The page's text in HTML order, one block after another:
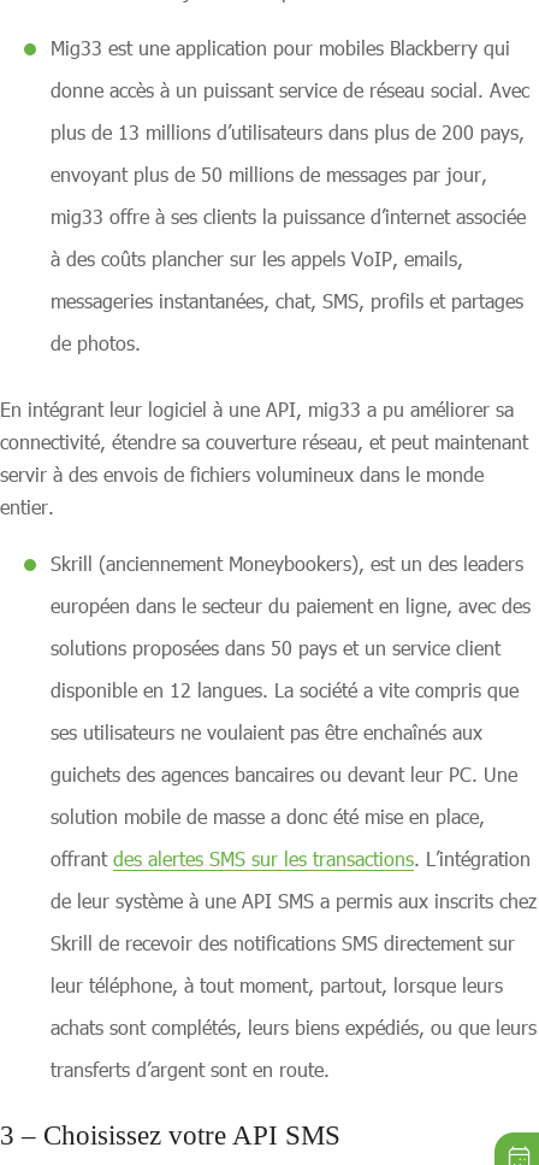
Mig33 est une application pour mobiles Blackberry qui
donne accès à un puissant service de réseau social. Avec
plus de 13 millions d’utilisateurs dans plus de 200 pays,
envoyant plus de 50 millions de messages par jour,
mig33 offre à ses clients la puissance d’internet associée
à des coûts plancher sur les appels VoIP, emails,
messageries instantanées, chat, SMS, profils et partages
de photos.
En intégrant leur logiciel à une API, mig33 a pu améliorer sa
connectivité, étendre sa couverture réseau, et peut maintenant
servir à des envois de fichiers volumineux dans le monde
entier.
Skrill (anciennement Moneybookers), est un des leaders
européen dans le secteur du paiement en ligne, avec des
solutions proposées dans 50 pays et un service client
disponible en 12 langues. La société a vite compris que
ses utilisateurs ne voulaient pas être enchaînés aux
guichets des agences bancaires ou devant leur PC. Une
solution mobile de masse a donc été mise en place,
offrant des alertes SMS sur les transactions. L’intégration
de leur système à une API SMS a permis aux inscrits chez
Skrill de recevoir des notifications SMS directement sur
leur téléphone, à tout moment, partout, lorsque leurs
achats sont complétés, leurs biens expédiés, ou que leurs
transferts d’argent sont en route.
3 – Choisissez votre API SMS